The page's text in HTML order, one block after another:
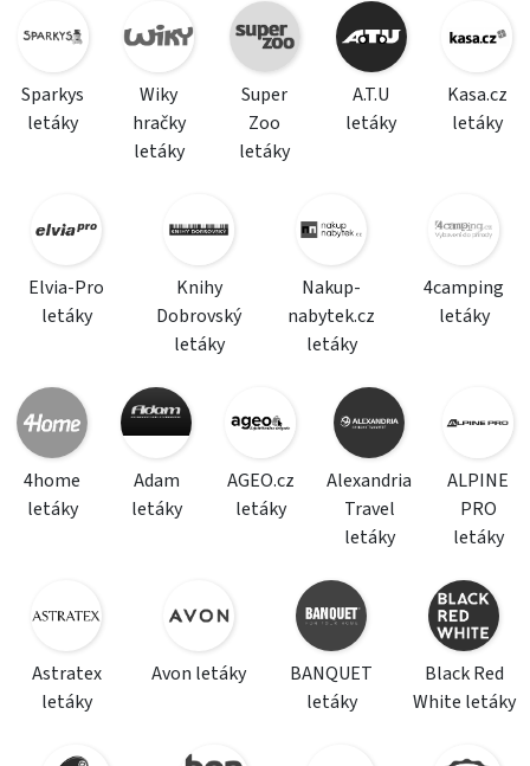
Sparkys
letáky
Wiky
hračky
letáky
Super
Zoo
letáky
A.T.U
letáky
Kasa.cz
letáky
Elvia-Pro
letáky
Knihy
Dobrovský
letáky
Nakup-
nabytek.cz
letáky
4camping
letáky
4home
letáky
Adam
letáky
AGEO.cz
letáky
Alexandria
Travel
letáky
ALPINE
PRO
letáky
Astratex
letáky
Avon letáky
BANQUET
letáky
Black Red
White letáky